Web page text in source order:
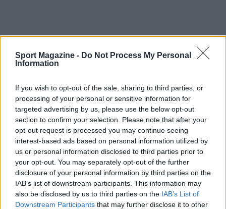
Sport Magazine - Do Not Process My Personal
Information
If you wish to opt-out of the sale, sharing to third parties, or
processing of your personal or sensitive information for
targeted advertising by us, please use the below opt-out
section to confirm your selection. Please note that after your
opt-out request is processed you may continue seeing
interest-based ads based on personal information utilized by
us or personal information disclosed to third parties prior to
your opt-out. You may separately opt-out of the further
disclosure of your personal information by third parties on the
IAB’s list of downstream participants. This information may
also be disclosed by us to third parties on the IAB’s List of
Downstream Participants that may further disclose it to other